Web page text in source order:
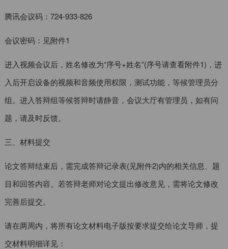
腾讯会议码：724-933-826
会议密码：见附件1
进入视频会议后，姓名修改为“序号+姓名”(序号请查看附件1)，进
入后开启设备的视频和音频使用权限，测试功能，等候管理员分
组。进入答辩组等候答辩时请静音，会议大厅有管理员，如有问
题，请及时反馈。
三、材料提交
论文答辩结束后，需完成答辩记录表(见附件2)内的相关信息、题
目和回答内容。若答辩老师对论文提出修改意见，需将论文修改
完善后提交。
请在两周内，将所有论文材料电子版按要求提交给论文导师，提
交材料明细详见：